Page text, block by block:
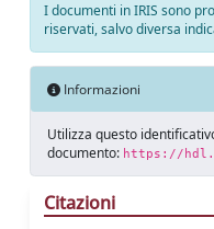
I documenti in IRIS sono
riservati, salvo diversa
Informazioni
Utilizza questo
documento: https://
Citazioni